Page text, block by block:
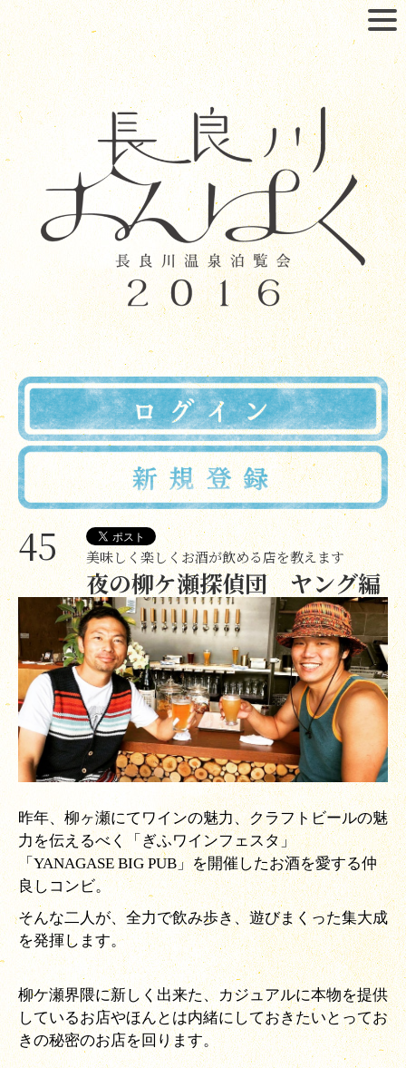
45 美味しく楽しくお酒が飲める店を教えます
夜の柳ケ瀬探偵団 ヤング編
昨年、柳ヶ瀬にてワインの魅力、クラフトビールの魅
力を伝えるべく「ぎふワインフェスタ」
「YANAGASE BIG PUB」を開催したお酒を愛する仲
良しコンビ。
そんな二人が、全力で飲み歩き、遊びまくった集大成
を発揮します。
柳ケ瀬界隈に新しく出来た、カジュアルに本物を提供
しているお店やほんとは内緒にしておきたいとってお
きの秘密のお店を回ります。